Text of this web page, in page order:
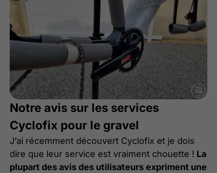
Notre avis sur les services
Cyclofix pour le gravel
J’ai récemment découvert Cyclofix et je dois
dire que leur service est vraiment chouette ! La
plupart des avis des utilisateurs expriment une